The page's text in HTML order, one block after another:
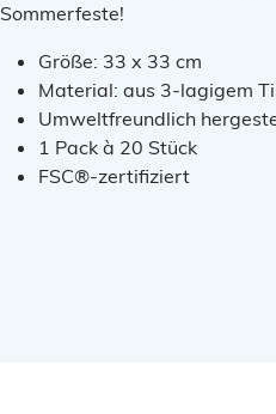
Sommerfeste!
Größe: 33 x 33 cm
Material: aus 3-lagigem
Umweltfreundlich
1 Pack à 20 Stück
FSC®-zertifiziert